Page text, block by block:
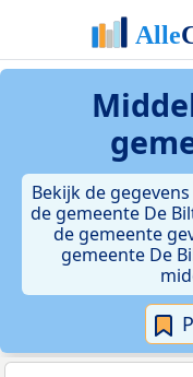
Bekijk de
de gemeente De
de gemeente
gemeente De